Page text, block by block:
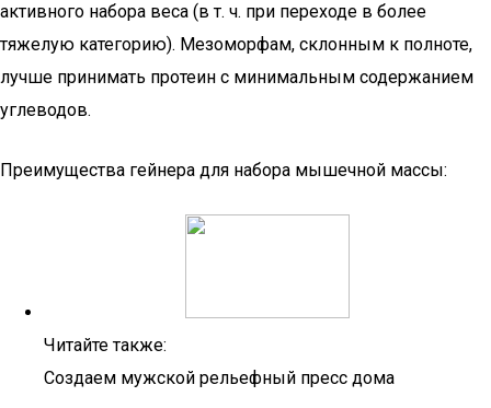
активного набора веса (в т. ч. при переходе в более
тяжелую категорию). Мезоморфам, склонным к полноте,
лучше принимать протеин с минимальным содержанием
углеводов.
Преимущества гейнера для набора мышечной массы:
Читайте также:
Создаем мужской рельефный пресс дома